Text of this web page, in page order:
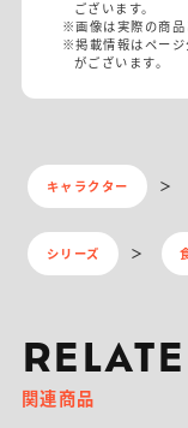
ございます。
※画像は実際の商品
※掲載情報はページ
がございます。
キャラクター
シリーズ
関連商品